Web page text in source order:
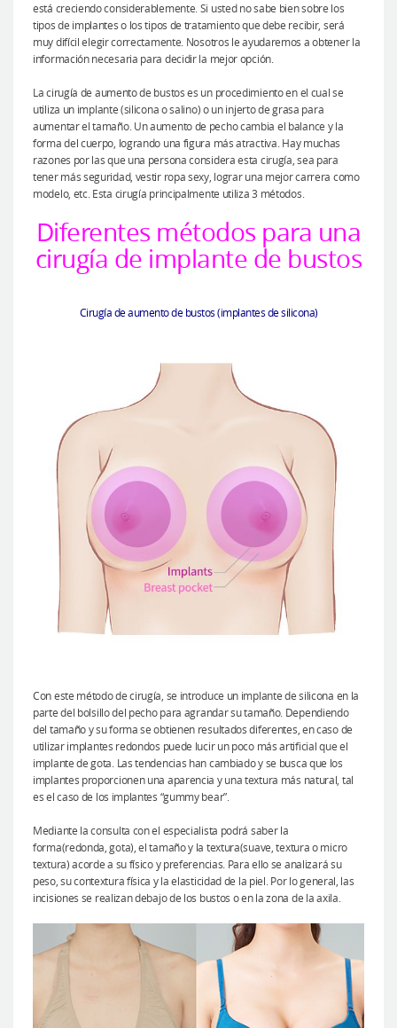
está creciendo considerablemente. Si usted no sabe bien sobre los
tipos de implantes o los tipos de tratamiento que debe recibir, será
muy difícil elegir correctamente. Nosotros le ayudaremos a obtener la
información necesaria para decidir la mejor opción.
La cirugía de aumento de bustos es un procedimiento en el cual se
utiliza un implante (silicona o salino) o un injerto de grasa para
aumentar el tamaño. Un aumento de pecho cambia el balance y la
forma del cuerpo, logrando una figura más atractiva. Hay muchas
razones por las que una persona considera esta cirugía, sea para
tener más seguridad, vestir ropa sexy, lograr una mejor carrera como
modelo, etc. Esta cirugía principalmente utiliza 3 métodos.
Diferentes métodos para una
cirugía de implante de bustos
Cirugía de aumento de bustos (implantes de silicona)
Con este método de cirugía, se introduce un implante de silicona en la
parte del bolsillo del pecho para agrandar su tamaño. Dependiendo
del tamaño y su forma se obtienen resultados diferentes, en caso de
utilizar implantes redondos puede lucir un poco más artificial que el
implante de gota. Las tendencias han cambiado y se busca que los
implantes proporcionen una aparencia y una textura más natural, tal
es el caso de los implantes “gummy bear”.
Mediante la consulta con el especialista podrá saber la
forma(redonda, gota), el tamaño y la textura(suave, textura o micro
textura) acorde a su físico y preferencias. Para ello se analizará su
peso, su contextura física y la elasticidad de la piel. Por lo general, las
incisiones se realizan debajo de los bustos o en la zona de la axila.